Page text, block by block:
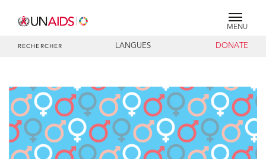
MENU
RECHERCHER LANGUES DONATE